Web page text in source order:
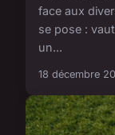
face aux
se pose :
un...
18 décembre